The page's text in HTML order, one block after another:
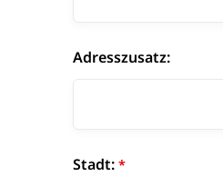
Adresszusatz:
Stadt: